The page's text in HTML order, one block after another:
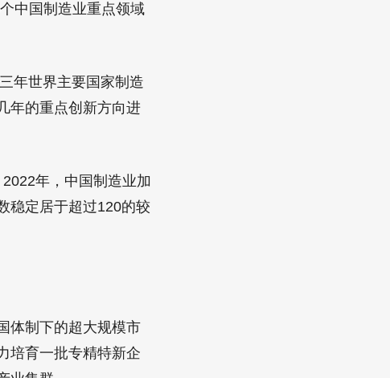
中国制造业重点领域
年世界主要国家制造
年的重点创新方向进
年，中国制造业加
稳定居于超过120的较
制下的超大规模市
培育一批专精特新企